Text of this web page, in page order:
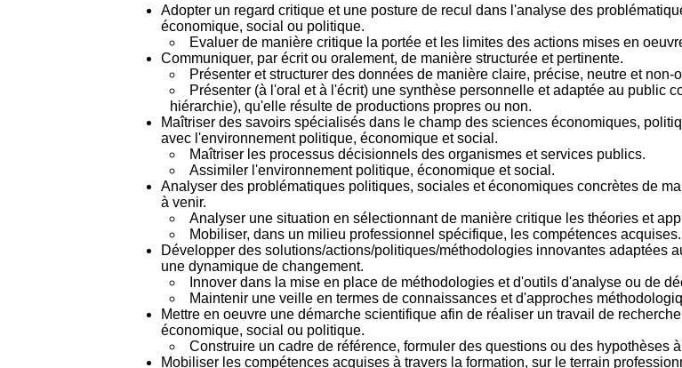
Adopter un regard critique et une posture de recul dans l'analyse des
économique, social ou politique.
Evaluer de manière critique la portée et les limites des actions mises en
Communiquer, par écrit ou oralement, de manière structurée et pertinente.
Présenter et structurer des données de manière claire, précise, neutre et non-
Présenter (à l'oral et à l'écrit) une synthèse personnelle et adaptée au public
hiérarchie), qu'elle résulte de productions propres ou non.
Maîtriser des savoirs spécialisés dans le champ des sciences économiques,
avec l'environnement politique, économique et social.
Maîtriser les processus décisionnels des organismes et services publics.
Assimiler l'environnement politique, économique et social.
Analyser des problématiques politiques, sociales et économiques concrètes de
à venir.
Analyser une situation en sélectionnant de manière critique les théories et
Mobiliser, dans un milieu professionnel spécifique, les compétences acquises.
Développer des solutions/actions/politiques/méthodologies innovantes adaptées
une dynamique de changement.
Innover dans la mise en place de méthodologies et d'outils d'analyse ou de
Maintenir une veille en termes de connaissances et d'approches
Mettre en oeuvre une démarche scientifique afin de réaliser un travail de
économique, social ou politique.
Construire un cadre de référence, formuler des questions ou des hypothèses
Mobiliser les compétences acquises à travers la formation, sur le terrain